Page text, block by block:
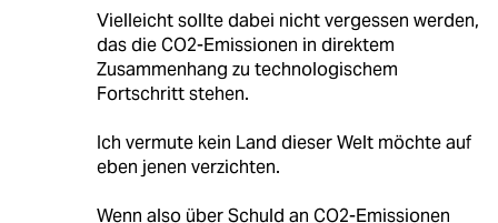
Vielleicht sollte dabei nicht vergessen werden,
das die CO2-Emissionen in direktem
Zusammenhang zu technologischem
Fortschritt stehen.
Ich vermute kein Land dieser Welt möchte auf
eben jenen verzichten.
Wenn also über Schuld an CO2-Emissionen